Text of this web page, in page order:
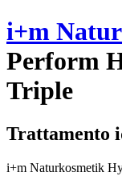
i+m
Perform
Triple
Trattamento
i+m Naturkosmetik